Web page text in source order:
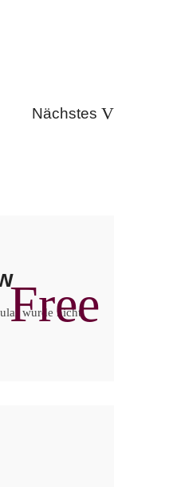
Nächstes
Free
wurde nicht